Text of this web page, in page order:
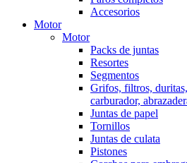
Accesorios
Motor
Motor
Packs de juntas
Resortes
Segmentos
Grifos, filtros,
carburador,
Juntas de papel
Tornillos
Juntas de culata
Pistones